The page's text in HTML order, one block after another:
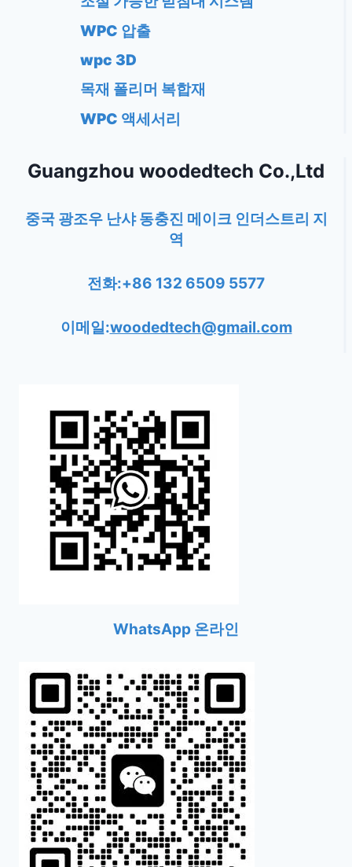
WPC 압출
wpc 3D
목재 폴리머 복합재
WPC 액세서리
Guangzhou woodedtech Co.,Ltd
중국 광조우 난샤 동충진 메이크 인더스트리 지
역
전화:+86 132 6509 5577
이메일:woodedtech@gmail.com
WhatsApp 온라인